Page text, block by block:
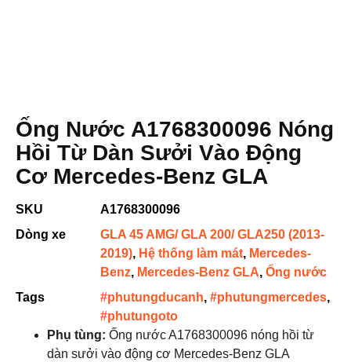
Ống Nước A1768300096 Nóng
Hồi Từ Dàn Sưởi Vào Động
Cơ Mercedes-Benz GLA
SKU
A1768300096
Dòng xe
GLA 45 AMG/ GLA 200/ GLA250 (2013-
2019), Hệ thống làm mát, Mercedes-
Benz, Mercedes-Benz GLA, Ống nước
Tags
#phutungducanh, #phutungmercedes,
#phutungoto
Phụ tùng: Ống nước A1768300096 nóng hồi từ
dàn sưởi vào động cơ Mercedes-Benz GLA